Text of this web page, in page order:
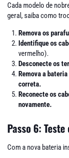
Cada modelo de
geral, saiba como
Remova os
Identifique os
vermelho).
Desconecte os
Remova a
correta.
Reconecte os
novamente.
Passo 6:
Com a nova bateria